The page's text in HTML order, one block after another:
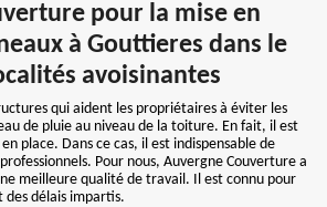
pour la mise en
à Gouttieres dans le
avoisinantes
qui aident les propriétaires à éviter les
de pluie au niveau de la toiture. En fait, il est
place. Dans ce cas, il est indispensable de
Pour nous, Auvergne Couverture a
meilleure qualité de travail. Il est connu pour
des délais impartis.